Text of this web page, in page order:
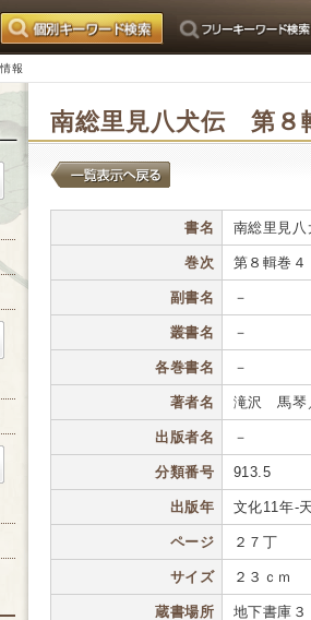
報
南総里見八犬伝 第８
書名 南総里見八
巻次 第８輯巻４
副書名 －
叢書名 －
各巻書名 －
著者名 滝沢 馬琴
出版者名 －
分類番号 913.5
出版年 文化11年-
ページ ２７丁
サイズ ２３ｃｍ
蔵書場所 地下書庫３